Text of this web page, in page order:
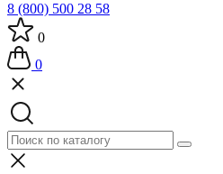
8 (800) 500 28 58
0
0